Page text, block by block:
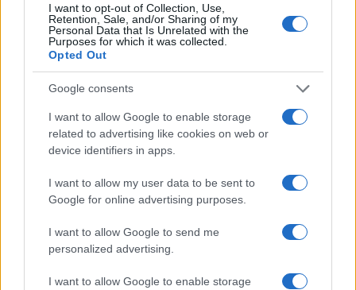
I want to opt-out of Collection, Use,
Retention, Sale, and/or Sharing of my
Personal Data that Is Unrelated with the
Purposes for which it was collected.
Opted Out
Google consents
I want to allow Google to enable storage
related to advertising like cookies on web or
device identifiers in apps.
I want to allow my user data to be sent to
Google for online advertising purposes.
I want to allow Google to send me
personalized advertising.
I want to allow Google to enable storage
NECROLOGIE
Paolo Pinna